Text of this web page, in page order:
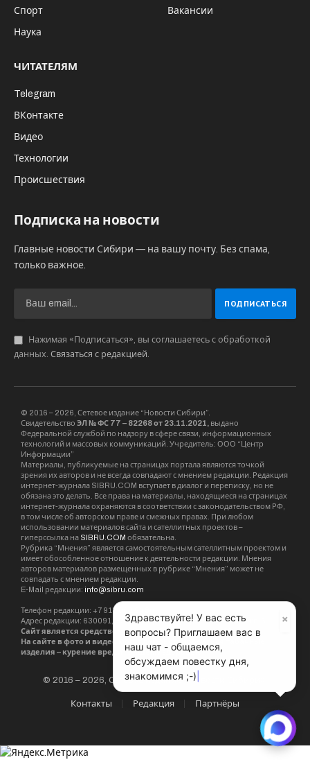
Спорт
Наука
Вакансии
ЧИТАТЕЛЯМ
Telegram
ВКонтакте
Видео
Технологии
Происшествия
Подписка на новости
Главные новости Сибири — на вашу почту. Без спама,
только важное.
Нажимая «Подписаться», вы соглашаетесь с обработкой
данных. Связаться с редакцией
© 2016 – 2026, Сетевое издание “Новости Сибири”.
Свидетельство ЭЛ № ФС 77 – 82268 от 23.11.2021, выдано
Федеральной службой по надзору в сфере связи, информационных
технологий и массовых коммуникаций. Учредитель: ООО “Центр
Информации”
Материалы, публикуемые на страницах портала являются точкой
зрения их авторов и не всегда совпадают с мнением редакции. Редакция
интернет-журнала SIBRU.COM вступает в диалог и переписку, но не
обязана это делать. Все права на материалы, находящиеся на страницах
интернет-журнала охраняются в соответствии с законодательством РФ,
в том числе об авторском праве и смежных правах. При любом
использовании материалов сайта и сателлитных проектов –
гиперссылка на SIBRU.COM обязательна.
Рубрика “Мнения” является самостоятельным сателлитным проектом и
имеет обособленное отношение к деятельности редакции. Мнения
авторов материалов размещенных в рубрике “Мнения” может не
совпадать с мнением редакции.
E-Mail редакции: info@sibru.com
Телефон редакции: +7 913 002 24 80
Адрес редакции: 630091, Новосибирск, ул. Державина, дом 4, кв. 3
Сайт является средством массовой информации. 18+.
На сайте в фото и видео могут демонстрироваться табачные
изделия – курение вредит Вашему здоровью.
© 2016 – 2026, Сетевое издание «Новости Сибири».
Контакты Редакция Партнёры
×
Здравствуйте! У вас есть
вопросы? Приглашаем вас в
наш чат - общаемся,
обсуждаем повестку дня,
знакомимся ;-)